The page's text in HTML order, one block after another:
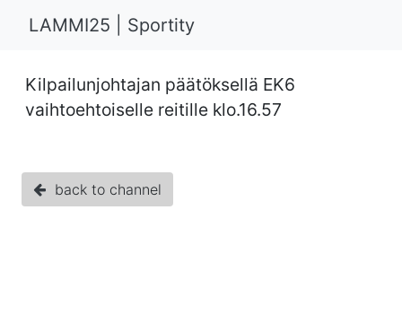
LAMMI25 | Sportity
Kilpailunjohtajan päätöksellä EK6
vaihtoehtoiselle reitille klo.16.57
back to channel